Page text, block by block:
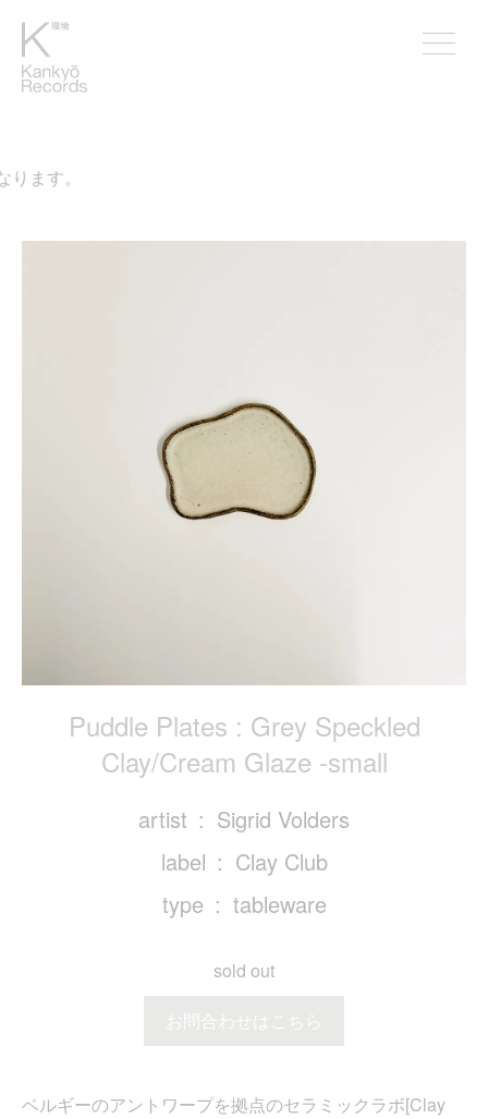
ます。
Puddle Plates : Grey Speckled
Clay/Cream Glaze -small
artist
Sigrid Volders
label
Clay Club
type
tableware
sold out
お問合わせはこちら
ベルギーのアントワープを拠点のセラミックラボ[Clay